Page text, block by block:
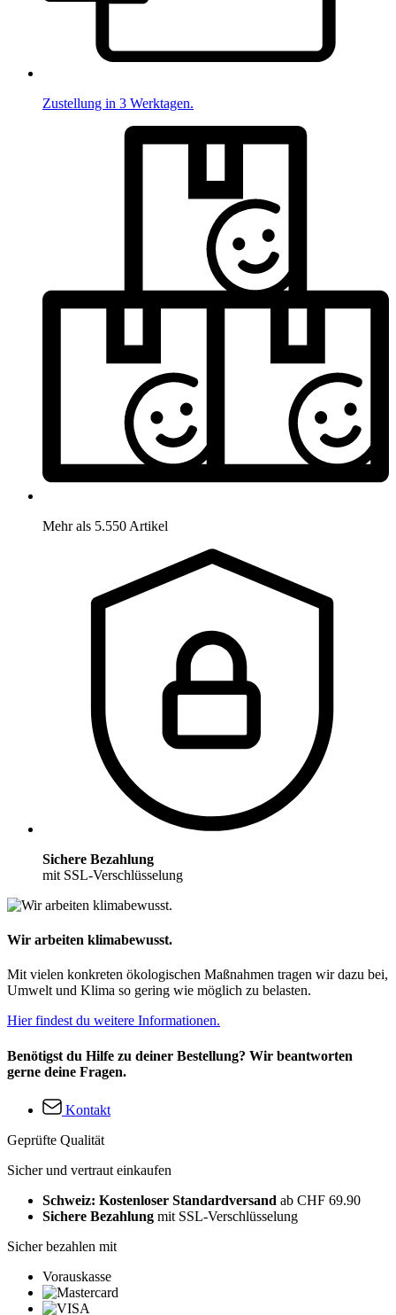
Zustellung in 3 Werktagen.
Mehr als 5.550 Artikel
Sichere Bezahlung
mit SSL-Verschlüsselung
Wir arbeiten klimabewusst.
Mit vielen konkreten ökologischen Maßnahmen tragen wir dazu bei,
Umwelt und Klima so gering wie möglich zu belasten.
Hier findest du weitere Informationen.
Benötigst du Hilfe zu deiner Bestellung? Wir beantworten
gerne deine Fragen.
Kontakt
Geprüfte Qualität
Sicher und vertraut einkaufen
Schweiz: Kostenloser Standardversand ab CHF 69.90
Sichere Bezahlung mit SSL-Verschlüsselung
Sicher bezahlen mit
Vorauskasse